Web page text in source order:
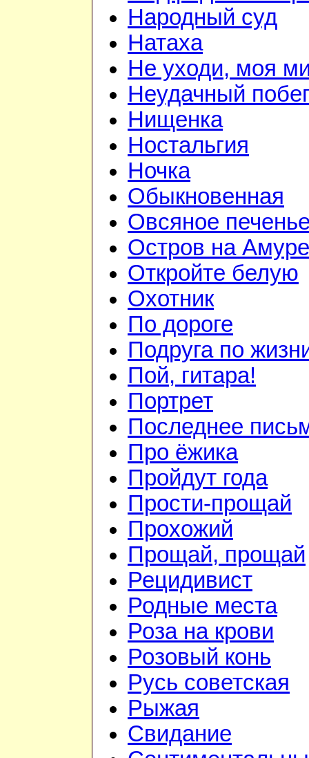
Народный суд
Натаха
Не уходи, моя
Неудачный
Нищенка
Ностальгия
Ночка
Обыкновенная
Овсяное
Остров на Амуре
Откройте белую
Охотник
По дороге
Подруга по
Пой, гитара!
Портрет
Последнее
Про ёжика
Пройдут года
Прости-прощай
Прохожий
Прощай, прощай
Рецидивист
Родные места
Роза на крови
Розовый конь
Русь советская
Рыжая
Свидание